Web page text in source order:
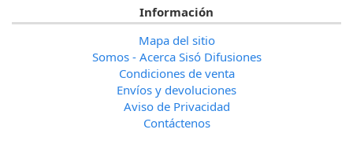
Información
Mapa del sitio
Somos - Acerca Sisó Difusiones
Condiciones de venta
Envíos y devoluciones
Aviso de Privacidad
Contáctenos